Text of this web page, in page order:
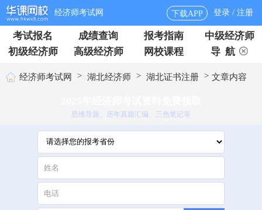
经济师考试网 下载APP 登录 / 注册
考试报名 成绩查询 报考指南
中级经济师
初级经济师
高级经济师 网校课程 导 航
经济师考试网 > 湖北经济师 > 湖北证书注册 > 文章内容
思维导题、历年真题汇编、三色笔记等